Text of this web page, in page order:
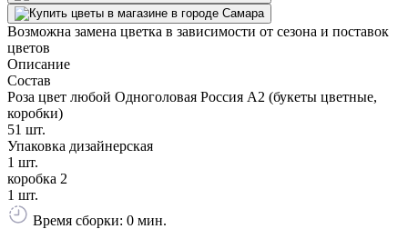
Возможна замена цветка в зависимости от сезона и поставок
цветов
Описание
Состав
Роза цвет любой Одноголовая Россия А2 (букеты цветные,
коробки)
51 шт.
Упаковка дизайнерская
1 шт.
коробка 2
1 шт.
Время сборки: 0 мин.